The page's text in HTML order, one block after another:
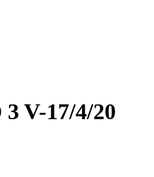
V-17/4/20